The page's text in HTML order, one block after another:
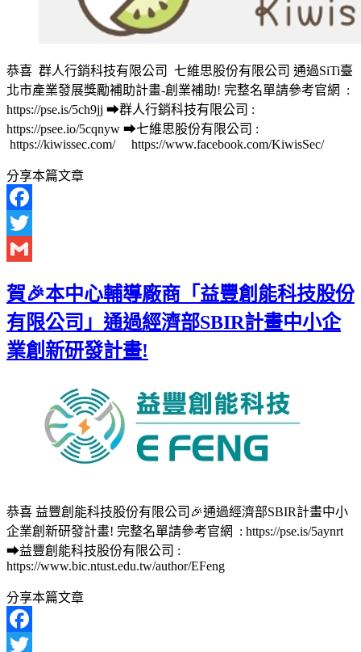
恭喜 群人行銷科技有限公司 七維思股份有限公司 通過SiTi臺
北市產業發展獎勵補助計畫-創業補助! 完整名單請參考官網 :
https://pse.is/5ch9jj ➡群人行銷科技有限公司 :
https://psee.io/5cqnyw ➡七維思股份有限公司 :
https://kiwissec.com/ https://www.facebook.com/KiwisSec/
分享本篇文章
Facebook
Twitter
賀🎉本中心輔導廠商「益豐創能科技股份
有限公司」通過經濟部SBIR計畫中小企
業創新研發計畫!
恭喜 益豐創能科技股份有限公司🎉通過經濟部SBIR計畫中小
企業創新研發計畫! 完整名單請參考官網 : https://pse.is/5aynrt
➡益豐創能科技股份有限公司 :
https://www.bic.ntust.edu.tw/author/EFeng
分享本篇文章
Facebook